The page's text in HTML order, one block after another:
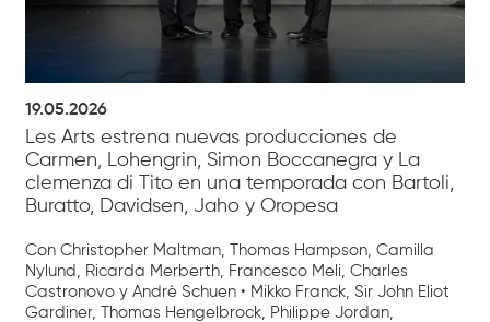
19.05.2026
Les Arts estrena nuevas producciones de
Carmen, Lohengrin, Simon Boccanegra y La
clemenza di Tito en una temporada con Bartoli,
Buratto, Davidsen, Jaho y Oropesa
Con Christopher Maltman, Thomas Hampson, Camilla
Nylund, Ricarda Merberth, Francesco Meli, Charles
Castronovo y Andrè Schuen • Mikko Franck, Sir John Eliot
Gardiner, Thomas Hengelbrock, Philippe Jordan,